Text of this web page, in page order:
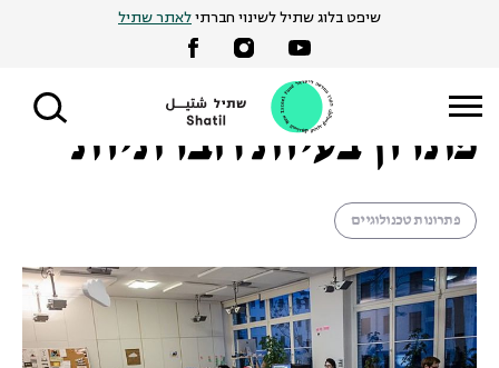
שיפט בלוג שתיל לשינוי חברתילאתר שתיל גבריאל בילצ'יק |15 בספטמבר 2022
טכנולוגיה בשירות
פתרון בעיות חברתיות
פתרונות טכנולוגיים